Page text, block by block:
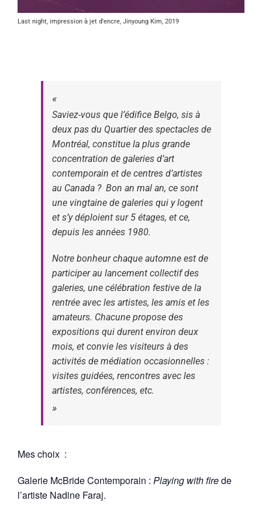
Last night, impression à jet d'encre, Jinyoung Kim, 2019
Saviez-vous que l’édifice Belgo, sis à
deux pas du Quartier des spectacles de
Montréal, constitue la plus grande
concentration de galeries d’art
contemporain et de centres d’artistes
au Canada ? Bon an mal an, ce sont
une vingtaine de galeries qui y logent
et s’y déploient sur 5 étages, et ce,
depuis les années 1980.
Notre bonheur chaque automne est de
participer au lancement collectif des
galeries, une célébration festive de la
rentrée avec les artistes, les amis et les
amateurs. Chacune propose des
expositions qui durent environ deux
mois, et convie les visiteurs à des
activités de médiation occasionnelles :
visites guidées, rencontres avec les
artistes, conférences, etc.
Mes choix :
Galerie McBride Contemporain : Playing with firede
l’artiste Nadine Faraj.